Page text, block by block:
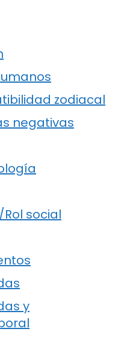
zodiacal
negativas
social
y